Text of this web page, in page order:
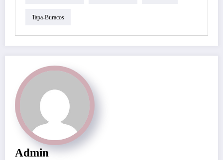
Tapa-Buracos
Admin